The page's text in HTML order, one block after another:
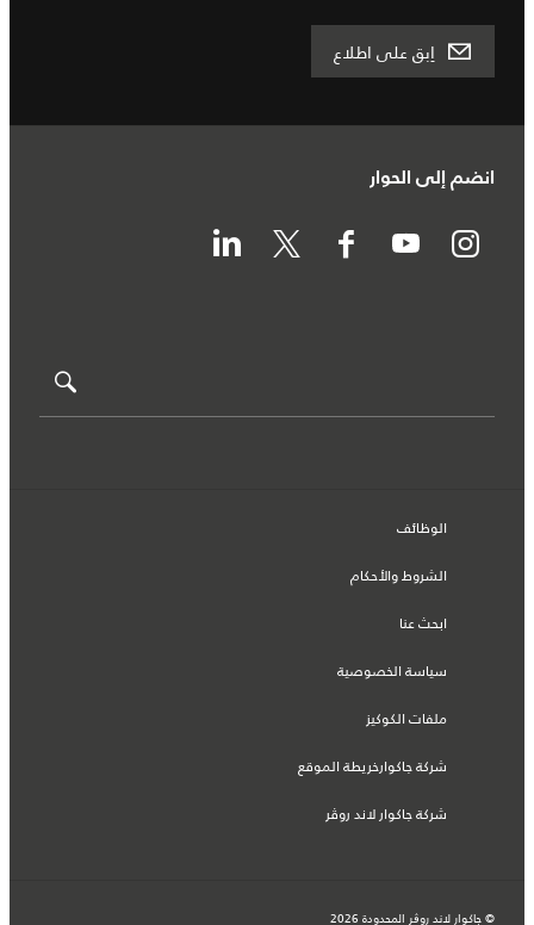
اِبق على اطلاع
انضم إلى الحوار
الوظائف
الشروط والأحكام
ابحث عنا
سياسة الخصوصية
ملفات الكوكيز
شركة جاكوارخريطة الموقع
شركة جاكوار لاند روڤر
© جاكوار لاند روڨر المحدودة 2026